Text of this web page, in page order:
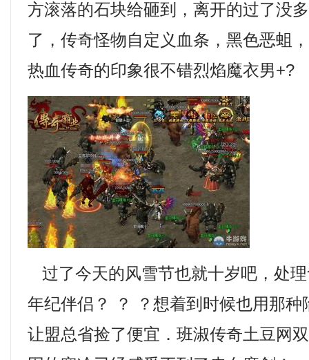
方滚落的石块给砸到，离开的过了没
了，传奇怪物自定义血条，黑色恶蛆
热血传奇的印象很不错烈焰魔衣男+?
过了今天的风雪节也就十岁吧，处
年纪伴侣？ ？ ？想着到时候也用那种
让盟总省捡了便宜．班淑传奇土豆网